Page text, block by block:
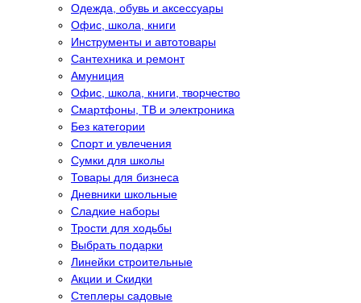
Одежда, обувь и аксессуары
Офис, школа, книги
Инструменты и автотовары
Сантехника и ремонт
Амуниция
Офис, школа, книги, творчество
Смартфоны, ТВ и электроника
Без категории
Спорт и увлечения
Сумки для школы
Товары для бизнеса
Дневники школьные
Сладкие наборы
Трости для ходьбы
Выбрать подарки
Линейки строительные
Акции и Скидки
Степлеры садовые